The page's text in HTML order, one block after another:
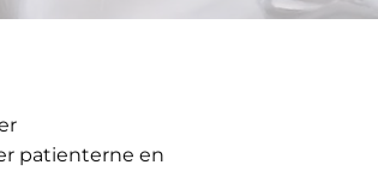
patienterne en